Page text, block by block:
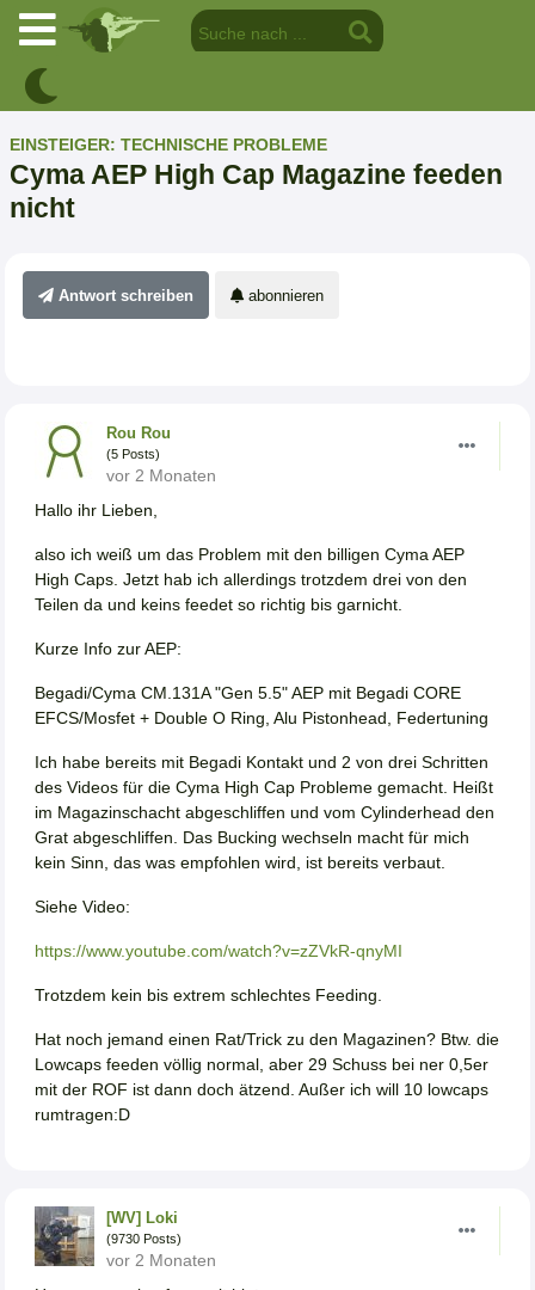
EINSTEIGER: TECHNISCHE PROBLEME
Cyma AEP High Cap Magazine feeden
nicht
Antwort schreiben abonnieren
Rou Rou
(5 Posts)
vor 2 Monaten
Hallo ihr Lieben,
also ich weiß um das Problem mit den billigen Cyma AEP
High Caps. Jetzt hab ich allerdings trotzdem drei von den
Teilen da und keins feedet so richtig bis garnicht.
Kurze Info zur AEP:
Begadi/Cyma CM.131A "Gen 5.5" AEP mit Begadi CORE
EFCS/Mosfet + Double O Ring, Alu Pistonhead, Federtuning
Ich habe bereits mit Begadi Kontakt und 2 von drei Schritten
des Videos für die Cyma High Cap Probleme gemacht. Heißt
im Magazinschacht abgeschliffen und vom Cylinderhead den
Grat abgeschliffen. Das Bucking wechseln macht für mich
kein Sinn, das was empfohlen wird, ist bereits verbaut.
Siehe Video:
https://www.youtube.com/watch?v=zZVkR-qnyMI
Trotzdem kein bis extrem schlechtes Feeding.
Hat noch jemand einen Rat/Trick zu den Magazinen? Btw. die
Lowcaps feeden völlig normal, aber 29 Schuss bei ner 0,5er
mit der ROF ist dann doch ätzend. Außer ich will 10 lowcaps
rumtragen:D
[WV] Loki
(9730 Posts)
vor 2 Monaten